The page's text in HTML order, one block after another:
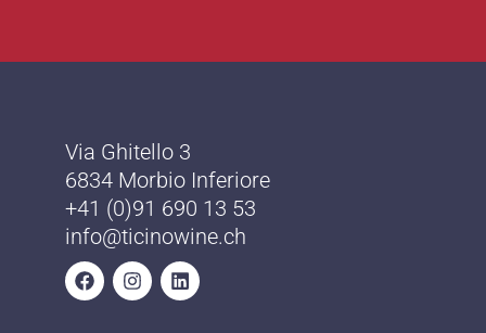
Via Ghitello 3
6834 Morbio Inferiore
+41 (0)91 690 13 53
info@ticinowine.ch